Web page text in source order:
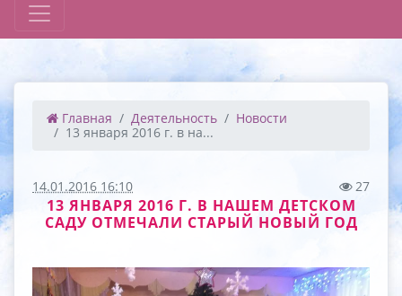
Главная Деятельность
Новости
13 января 2016 г. в на...
14.01.2016 16:10 27
13 ЯНВАРЯ 2016 Г. В НАШЕМ ДЕТСКОМ
САДУ ОТМЕЧАЛИ СТАРЫЙ НОВЫЙ ГОД